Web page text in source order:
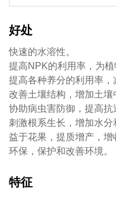
好处
快速的水溶性。
提高NPK的利用率，为植
提高各种养分的利用率，
改善土壤结构，增加土壤
协助病虫害防御，提高抗
刺激根系生长，增加水分
益于花果，提质增产，增
环保，保护和改善环境。
特征